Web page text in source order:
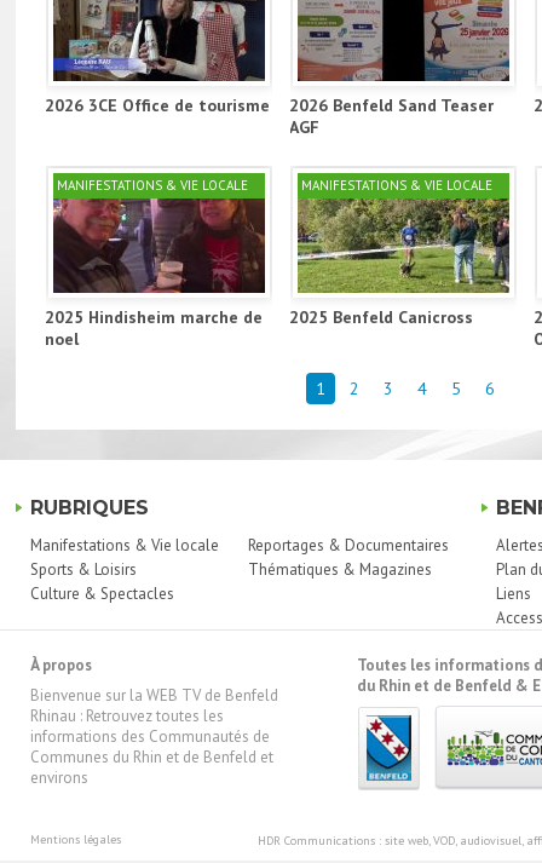
2026 3CE Office de tourisme
2026 Benfeld Sand Teaser
AGF
MANIFESTATIONS & VIE LOCALE
2025 Hindisheim marche de
noel
MANIFESTATIONS & VIE LOCALE
2025 Benfeld Canicross
1 2 3 4 5 6
RUBRIQUES
Manifestations & Vie locale
Sports & Loisirs
Culture & Spectacles
Reportages & Documentaires
Thématiques & Magazines
Plan
Liens
À propos
Bienvenue sur la WEB TV de Benfeld
Rhinau : Retrouvez toutes les
informations des Communautés de
Communes du Rhin et de Benfeld et
environs
Toutes les informations
du Rhin et de Benfeld &
Mentions légales HDR Communications : site web, VOD, audiovisuel,